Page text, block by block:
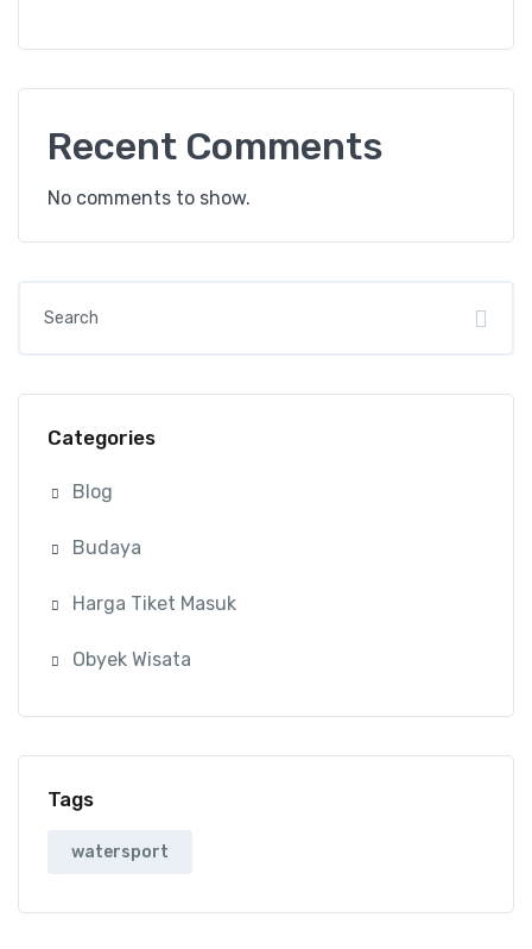
Recent Comments
No comments to show.
Categories
Blog
Budaya
Harga Tiket Masuk
Obyek Wisata
Tags
watersport